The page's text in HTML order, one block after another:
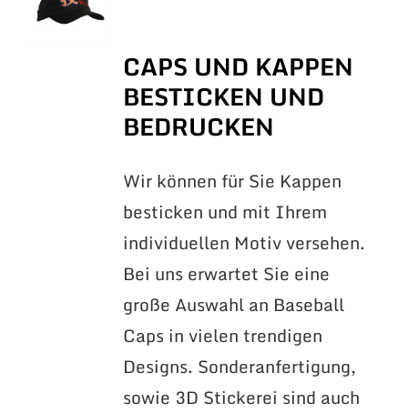
CAPS UND KAPPEN
BESTICKEN UND
BEDRUCKEN
Wir können für Sie Kappen
besticken und mit Ihrem
individuellen Motiv versehen.
Bei uns erwartet Sie eine
große Auswahl an Baseball
Caps in vielen trendigen
Designs. Sonderanfertigung,
sowie 3D Stickerei sind auch